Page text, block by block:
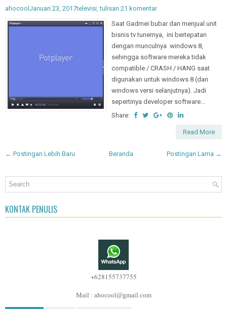
ahocool Januari 23, 2017televisi,tulisan 21 komentar
Saat Gadmei bubar dan menjual unit
bisnis tv tunernya, ini bertepatan
dengan munculnya windows 8,
sehingga software mereka tidak
compatible / CRASH / HANG saat
digunakan untuk windows 8 (dan
windows versi selanjutnya). Jadi
sepertinya developer software...
Share:
Read More
← Postingan Lebih Baru Postingan Lama →
Beranda
KONTAK PENULIS
+628155737755
Mail : ahocool@gmail.com